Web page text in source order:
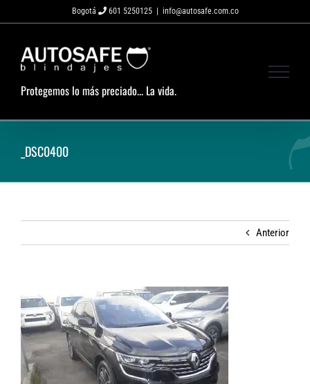
al
Bogotá 601 5250125 info@autosafe.com.co
Protegemos lo más preciado... La vida.
_DSC0400
Anterior